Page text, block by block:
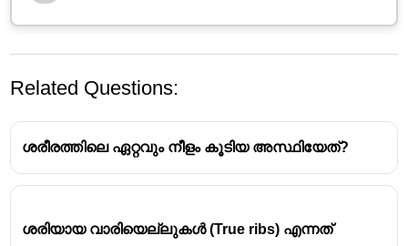
Correct Answer : Option C (Thigh bone)
Related Questions:
ശരീരത്തിലെ ഏറ്റവും നീളം കൂടിയ അസ്ഥിയേത്?
ശരിയായ വാരിയെല്ലുകൾ (True ribs) എന്നത്